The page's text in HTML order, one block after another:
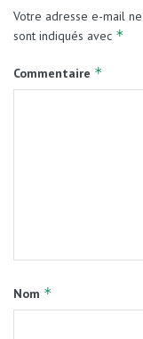
Votre adresse e-mail
sont indiqués avec *
Commentaire *
Nom *